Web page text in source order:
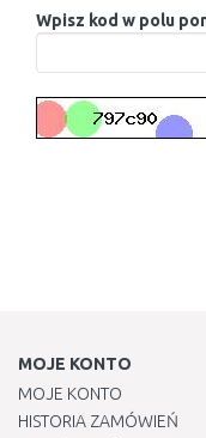
Wpisz kod w polu
MOJE KONTO
MOJE KONTO
HISTORIA ZAMÓWIEŃ